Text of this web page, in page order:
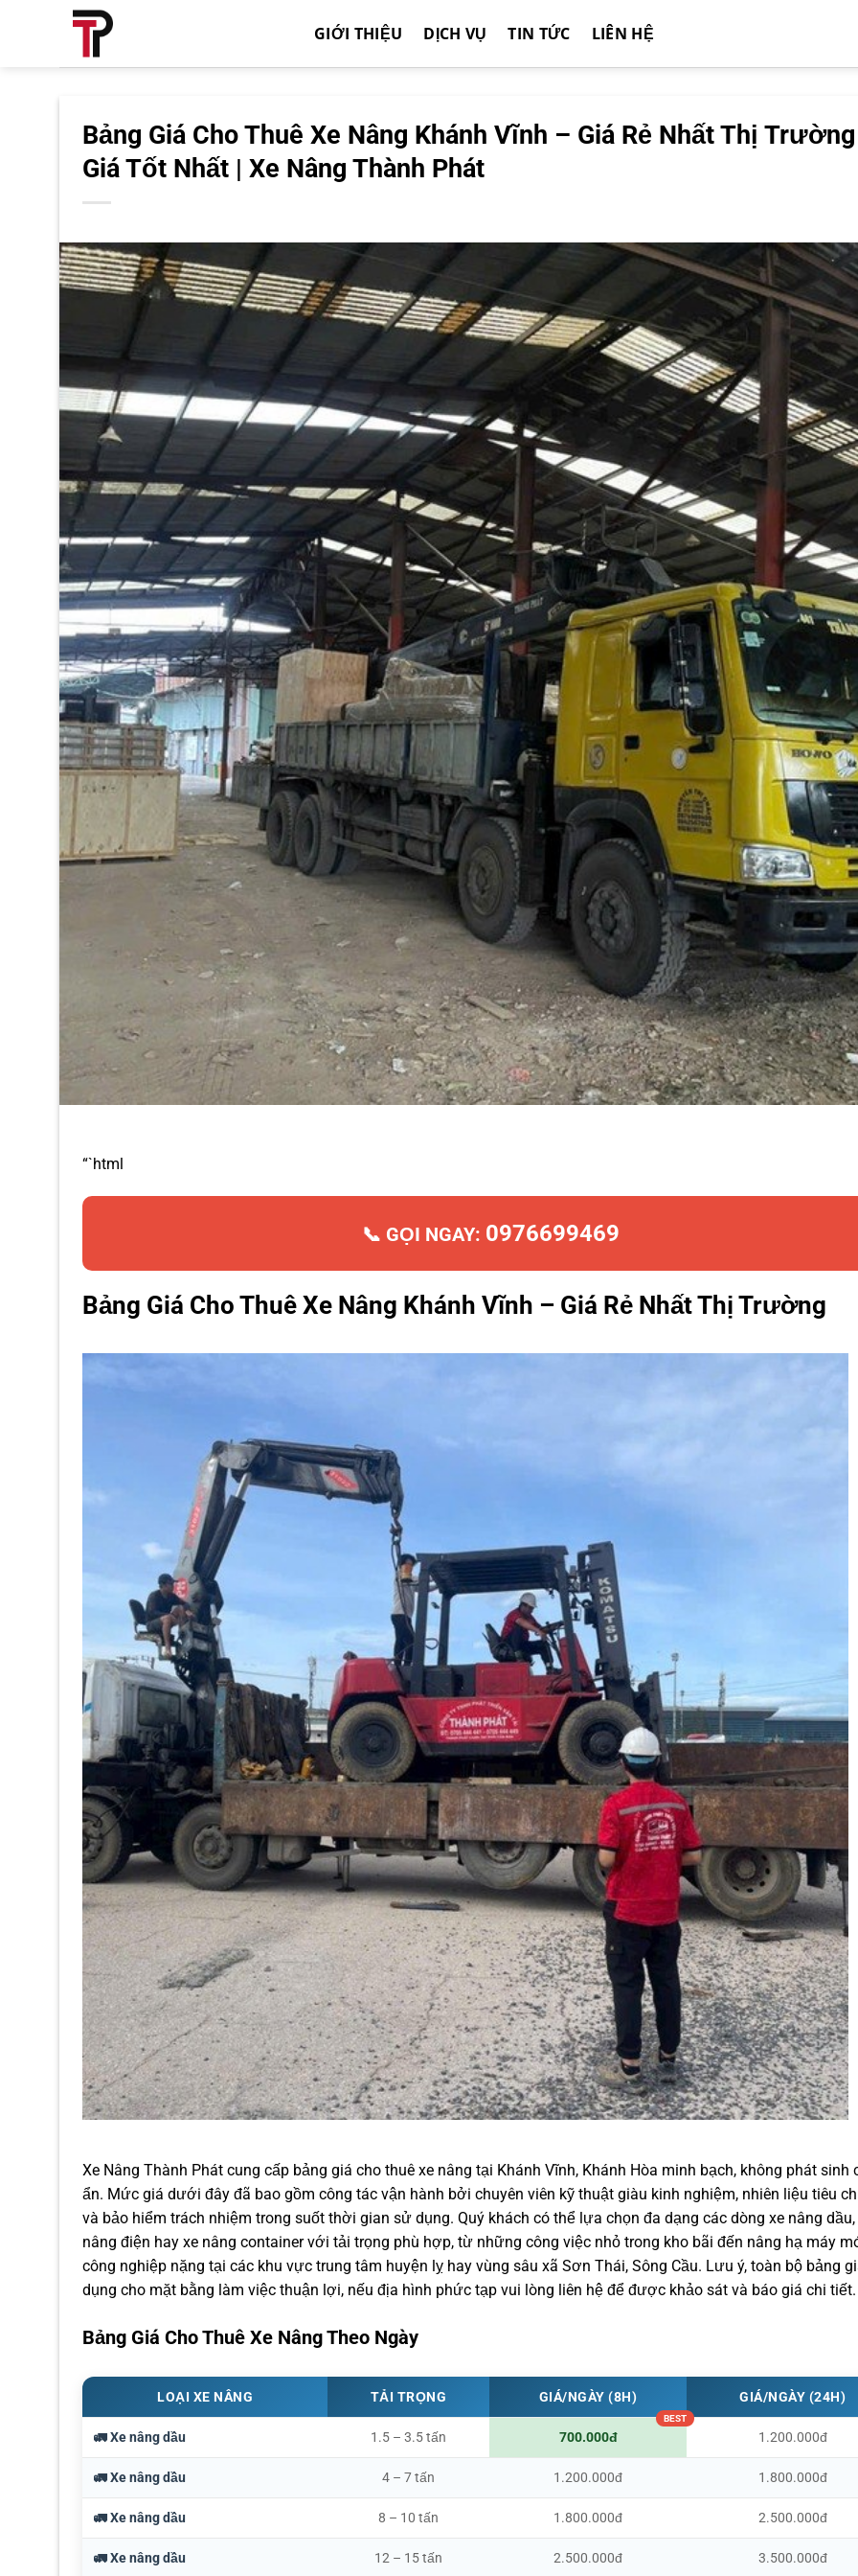
GIỚI THIỆU DỊCH VỤ TIN TỨC LIÊN HỆ
Bảng Giá Cho Thuê Xe Nâng Khánh Vĩnh – Giá Rẻ Nhất Thị
Giá Tốt Nhất | Xe Nâng Thành Phát
“`html
📞 GỌI NGAY: 0976699469
Bảng Giá Cho Thuê Xe Nâng Khánh Vĩnh – Giá Rẻ Nhất Thị Trường
Xe Nâng Thành Phát cung cấp bảng giá cho thuê xe nâng tại Khánh Vĩnh, Khánh Hòa minh bạch, không phát sinh
ẩn. Mức giá dưới đây đã bao gồm công tác vận hành bởi chuyên viên kỹ thuật giàu kinh nghiệm, nhiên liệu tiêu
và bảo hiểm trách nhiệm trong suốt thời gian sử dụng. Quý khách có thể lựa chọn đa dạng các dòng xe nâng dầu,
nâng điện hay xe nâng container với tải trọng phù hợp, từ những công việc nhỏ trong kho bãi đến nâng hạ máy
công nghiệp nặng tại các khu vực trung tâm huyện lỵ hay vùng sâu xã Sơn Thái, Sông Cầu. Lưu ý, toàn bộ bảng
dụng cho mặt bằng làm việc thuận lợi, nếu địa hình phức tạp vui lòng liên hệ để được khảo sát và báo giá chi tiết.
Bảng Giá Cho Thuê Xe Nâng Theo Ngày
LOẠI XE NÂNG TẢI TRỌNG GIÁ/NGÀY (8H) GIÁ/NGÀY (24H)
🚛 Xe nâng dầu 1.5 – 3.5 tấn 700.000đ 1.200.000đ
🚛 Xe nâng dầu 4 – 7 tấn 1.200.000đ 1.800.000đ
🚛 Xe nâng dầu 8 – 10 tấn 1.800.000đ 2.500.000đ
🚛 Xe nâng dầu 12 – 15 tấn 2.500.000đ 3.500.000đ